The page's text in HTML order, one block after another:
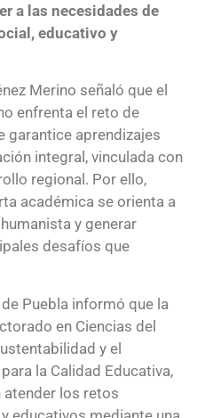
a las necesidades de
educativo y
Merino señaló que el
enfrenta el reto de
garantice aprendizajes
integral, vinculada con
regional. Por ello,
académica se orienta a
y generar
desafíos que
Puebla informó que la
en Ciencias del
y el
la Calidad Educativa,
los retos